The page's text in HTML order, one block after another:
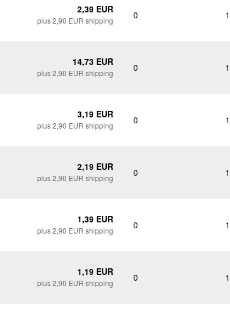
2,39 EUR
plus 2,90 EUR shipping 0
14,73 EUR
plus 2,90 EUR shipping 0
3,19 EUR
plus 2,90 EUR shipping 0
2,19 EUR
plus 2,90 EUR shipping 0
1,39 EUR
plus 2,90 EUR shipping 0
1,19 EUR
plus 2,90 EUR shipping 0